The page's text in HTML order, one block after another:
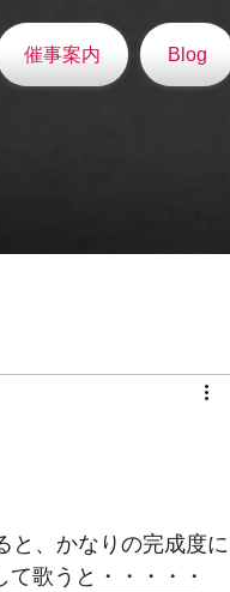
催事案内 Blog
と、かなりの完成度に
歌うと・・・・・